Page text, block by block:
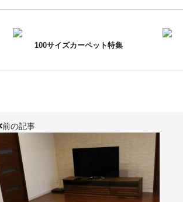
100サイズカーペット特集
前の記事